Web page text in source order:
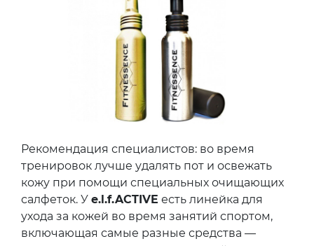
Рекомендация специалистов: во время
тренировок лучше удалять пот и освежать
кожу при помощи специальных очищающих
салфеток. У e.l.f.ACTIVE есть линейка для
ухода за кожей во время занятий спортом,
включающая самые разные средства —